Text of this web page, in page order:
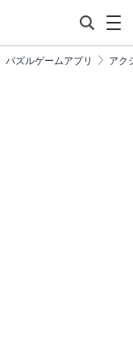
パズルゲームアプリ アク